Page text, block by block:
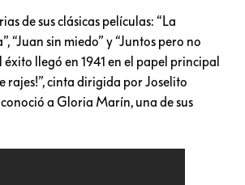
de sus clásicas películas: “La
“Juan sin miedo” y “Juntos pero no
éxito llegó en 1941 en el papel principal
rajes!”, cinta dirigida por Joselito
a Gloria Marín, una de sus